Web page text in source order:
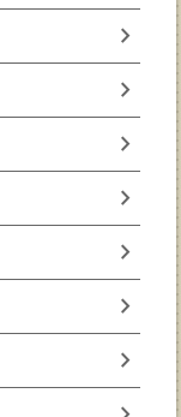
chevron_right
chevron_right
chevron_right
chevron_right
chevron_right
chevron_right
chevron_right